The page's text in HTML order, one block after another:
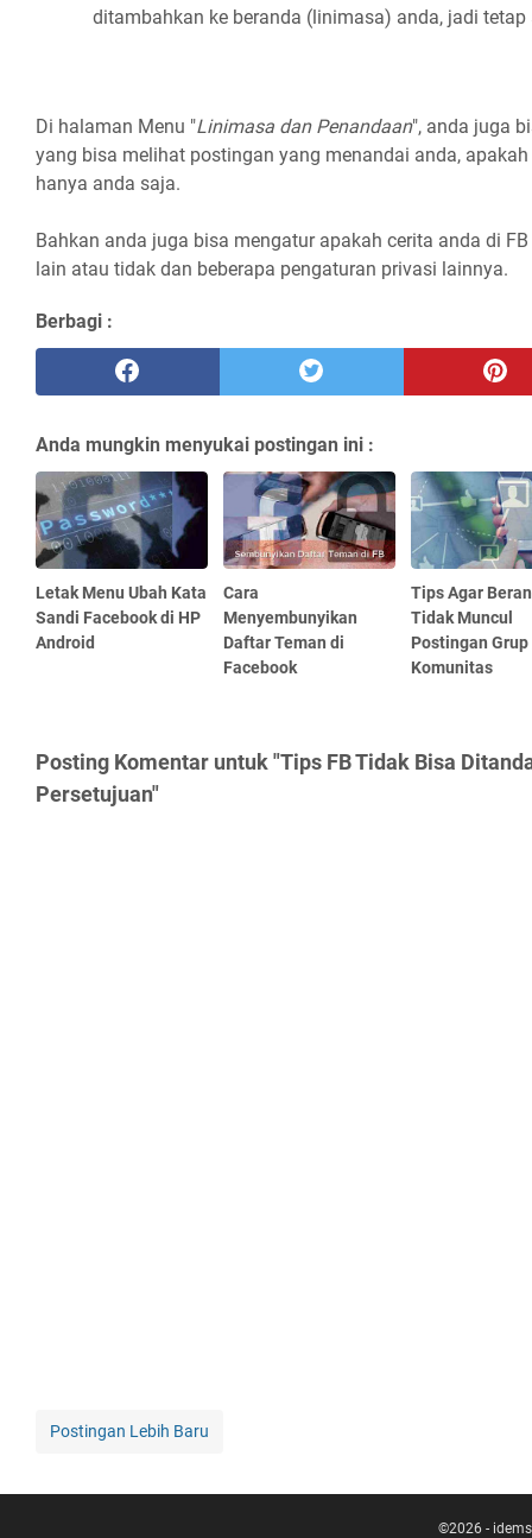
ditambahkan ke beranda (linimasa) anda, jadi tetap
Di halaman Menu "Linimasa dan Penandaan", anda juga
yang bisa melihat postingan yang menandai anda,
hanya anda saja.
Bahkan anda juga bisa mengatur apakah cerita anda di
lain atau tidak dan beberapa pengaturan privasi lainnya.
Berbagi :
Anda mungkin menyukai postingan ini :
Letak Menu Ubah Kata
Sandi Facebook di HP
Android
Cara
Menyembunyikan
Daftar Teman di
Facebook
Tips Agar
Tidak Muncul
Postingan Grup
Komunitas
Posting Komentar untuk "Tips FB Tidak Bisa
Persetujuan"
Postingan Lebih Baru
©2026 -